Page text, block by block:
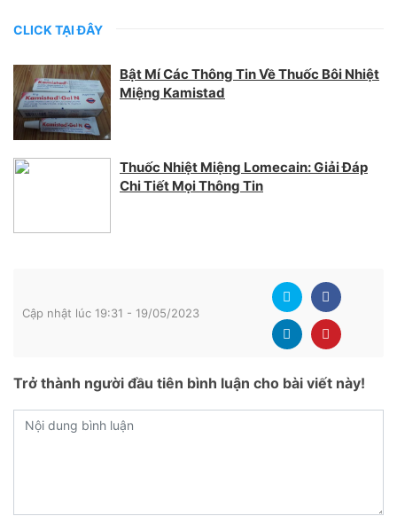
CLICK TẠI ĐÂY
Bật Mí Các Thông Tin Về Thuốc Bôi Nhiệt
Miệng Kamistad
Thuốc Nhiệt Miệng Lomecain: Giải Đáp
Chi Tiết Mọi Thông Tin
Cập nhật lúc 19:31 - 19/05/2023
Trở thành người đầu tiên bình luận cho bài viết này!